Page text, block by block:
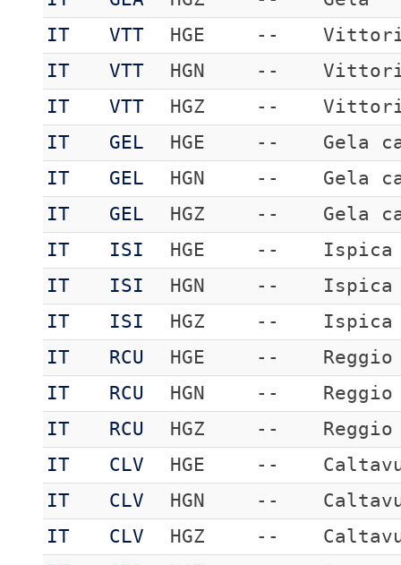
IT
VTT HGE --
IT
VTT HGN --
IT
VTT HGZ --
IT
GEL HGE --
Gela
IT
GEL HGN --
Gela
IT
GEL HGZ --
Gela
IT
ISI HGE --
Ispica
IT
ISI HGN --
Ispica
IT
ISI HGZ --
Ispica
IT
RCU HGE --
IT
RCU HGN --
IT
RCU HGZ --
IT
CLV HGE --
IT
CLV HGN --
IT
CLV HGZ --